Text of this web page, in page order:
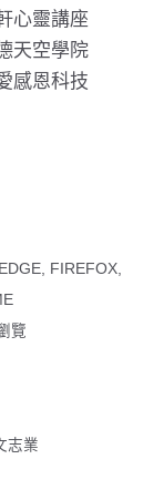
心靈講座
天空學院
感恩科技
FIREFOX,
覽
志業